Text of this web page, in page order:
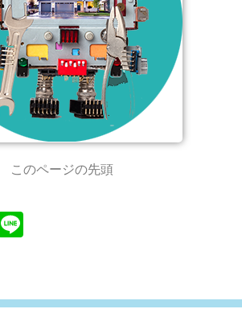
このページの先頭
E